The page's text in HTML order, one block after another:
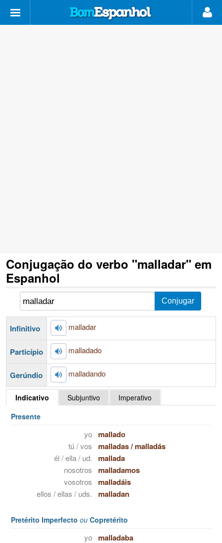
Conjugação do verbo "malladar" em
Espanhol
Infinitivo malladar
Particípio malladado
Gerúndio malladando
Indicativo Subjuntivo
Imperativo
Presente
yo mallado
tú / vos malladas/malladás
él / ella / ud. mallada
nosotros malladamos
vosotros malladáis
ellos / ellas / uds. malladan
Pretérito Imperfecto ou Copretérito
yo malladaba